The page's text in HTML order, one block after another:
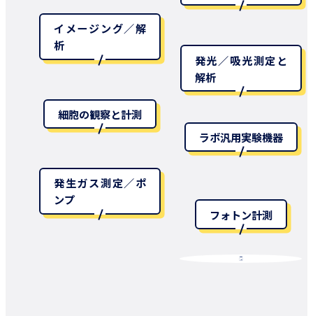
イメージング／解
析
発光／吸光測定と
解析
細胞の観察と計測
ラボ汎用実験機器
発生ガス測定／ポ
ンプ
フォトン計測